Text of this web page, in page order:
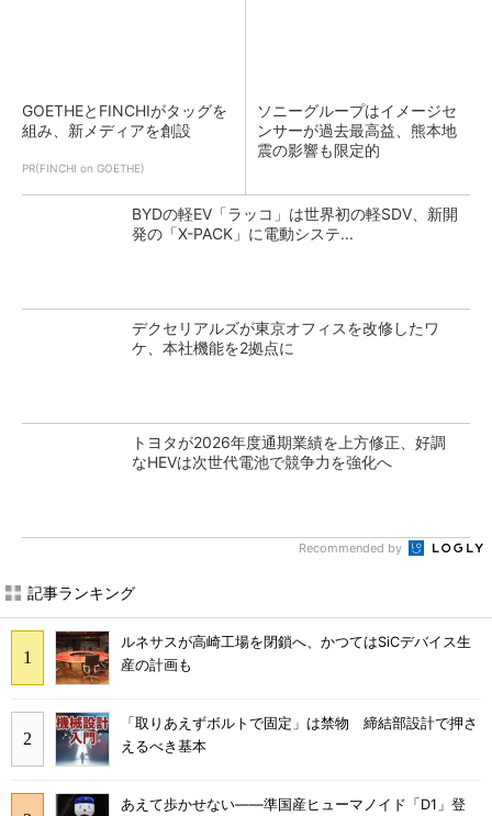
GOETHEとFINCHIがタッグを
組み、新メディアを創設
PR(FINCHI on GOETHE)
ソニーグループはイメージセ
ンサーが過去最高益、熊本地
震の影響も限定的
BYDの軽EV「ラッコ」は世界初の軽SDV、新開
発の「X-PACK」に電動システ...
デクセリアルズが東京オフィスを改修したワ
ケ、本社機能を2拠点に
トヨタが2026年度通期業績を上方修正、好調
なHEVは次世代電池で競争力を強化へ
Recommended by
記事ランキング
ルネサスが高崎工場を閉鎖へ、かつてはSiCデバイス生
産の計画も
「取りあえずボルトで固定」は禁物 締結部設計で押さ
えるべき基本
あえて歩かせない――準国産ヒューマノイド「D1」登